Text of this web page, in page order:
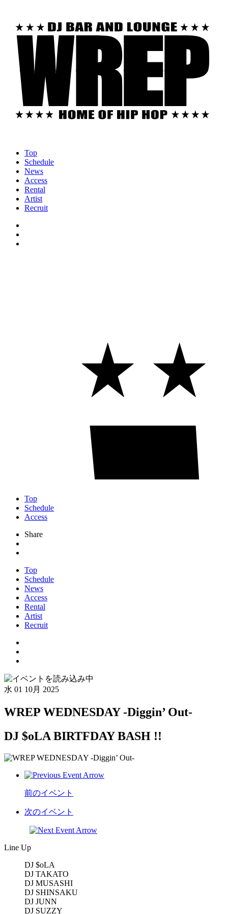
Top
Schedule
News
Access
Rental
Artist
Recruit
Top
Schedule
Access
Share
Top
Schedule
News
Access
Rental
Artist
Recruit
水 01 10月 2025
WREP WEDNESDAY -Diggin’ Out-
DJ $oLA BIRTFDAY BASH !!
前のイベント
次のイベント
Line Up
DJ $oLA
DJ TAKATO
DJ MUSASHI
DJ SHINSAKU
DJ JUNN
DJ SUZZY